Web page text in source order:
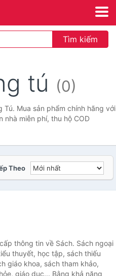
Tìm kiếm
tú (0)
Mua sản phẩm chính hãng với
nhà miễn phí, thu hộ COD
Theo
thông tin về Sách. Sách ngoại
thuyết, học tập, sách thiếu
giáo khoa, sách tham khảo,
giáo dục... Bằng khả năng